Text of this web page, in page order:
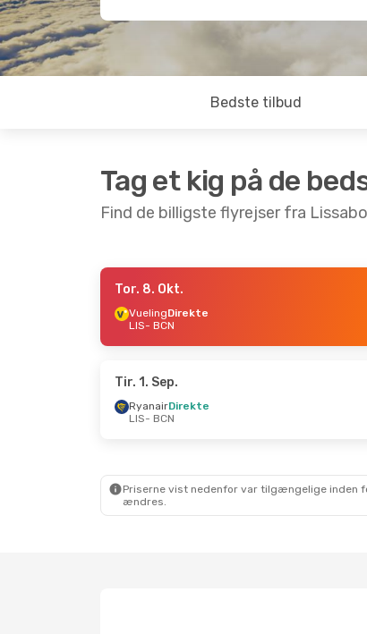
Bedste tilbud
Tag et kig på de
Find de billigste flyrejser fra
- Søn. 25. Okt.
Tor. 8. Okt.
VuelingDirekte
LIS- BCN
Tir. 1. Sep.
RyanairDirekte
LIS- BCN
Priserne vist nedenfor var tilgængelige inden
ændres.